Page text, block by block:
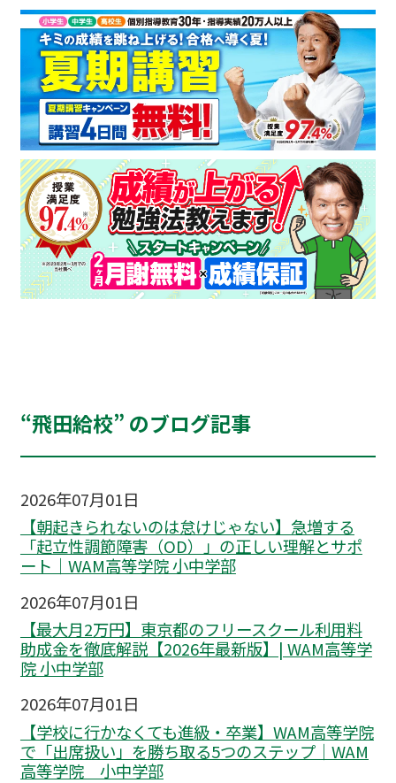
“飛田給校” のブログ記事
2026年07月01日
【朝起きられないのは怠けじゃない】急増する
「起立性調節障害（OD）」の正しい理解とサポ
ート｜WAM高等学院 小中学部
2026年07月01日
【最大月2万円】東京都のフリースクール利用料
助成金を徹底解説【2026年最新版】| WAM高等学
院 小中学部
2026年07月01日
【学校に行かなくても進級・卒業】WAM高等学院
で「出席扱い」を勝ち取る5つのステップ｜WAM
高等学院 小中学部